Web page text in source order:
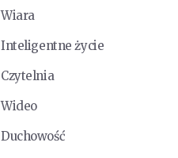
Wiara
Inteligentne życie
Czytelnia
Wideo
Duchowość